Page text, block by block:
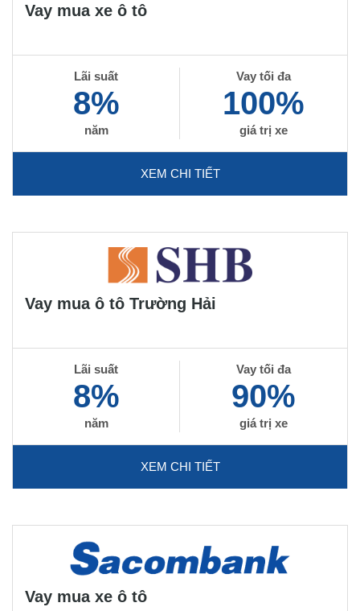
Vay mua xe ô tô
Lãi suất
8%
năm
Vay tối đa
100%
giá trị xe
XEM CHI TIẾT
Vay mua ô tô Trường Hải
Lãi suất
8%
năm
Vay tối đa
90%
giá trị xe
XEM CHI TIẾT
Vay mua xe ô tô